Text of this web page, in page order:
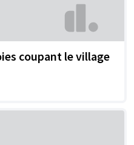
coupant le village